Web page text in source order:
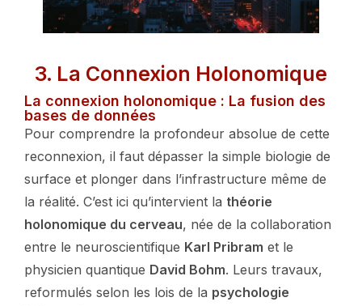
3. La Connexion Holonomique
La connexion holonomique : La fusion des
bases de données
Pour comprendre la profondeur absolue de cette
reconnexion, il faut dépasser la simple biologie de
surface et plonger dans l’infrastructure même de
la réalité. C’est ici qu’intervient la théorie
holonomique du cerveau, née de la collaboration
entre le neuroscientifique Karl Pribram et le
physicien quantique David Bohm. Leurs travaux,
reformulés selon les lois de la psychologie